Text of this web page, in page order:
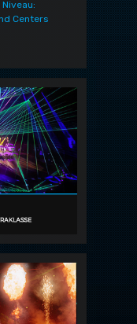
Centers